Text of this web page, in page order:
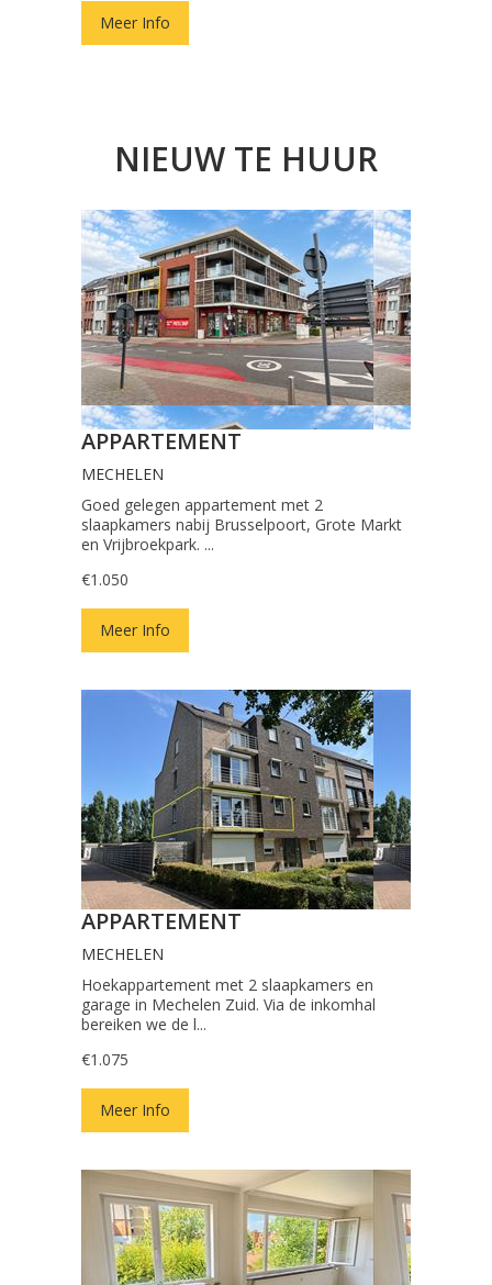
Meer Info
NIEUW TE HUUR
APPARTEMENT
MECHELEN
Goed gelegen appartement met 2
slaapkamers nabij Brusselpoort, Grote Markt
en Vrijbroekpark. ...
€1.050
Meer Info
APPARTEMENT
MECHELEN
Hoekappartement met 2 slaapkamers en
garage in Mechelen Zuid. Via de inkomhal
bereiken we de l...
€1.075
Meer Info